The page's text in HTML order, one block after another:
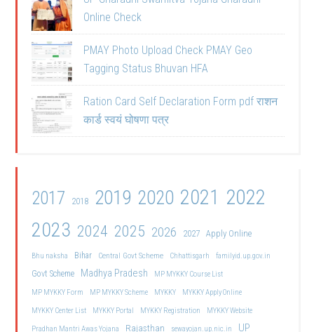
Online Check
PMAY Photo Upload Check PMAY Geo
Tagging Status Bhuvan HFA
Ration Card Self Declaration Form pdf राशन
कार्ड स्वयं घोषणा पत्र
2017 2018 2019 2020 2021 2022
2023 2024 2025 2026 2027 Apply Online
Bhu naksha Bihar Central Govt Scheme Chhattisgarh familyid.up.gov.in
Govt Scheme Madhya Pradesh
MP MYKKY Course List
MP MYKKY Form
MP MYKKY Scheme MYKKY
MYKKY Apply Online
MYKKY Center List
MYKKY Portal MYKKY Registration
MYKKY Website
Pradhan Mantri Awas Yojana
Rajasthan sewayojan.up.nic.in UP